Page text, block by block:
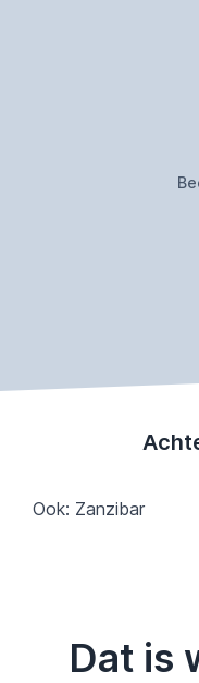
Ook: Zanzibar
Dat is